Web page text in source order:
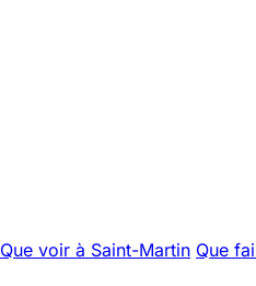
Que voir à Saint-Martin Que